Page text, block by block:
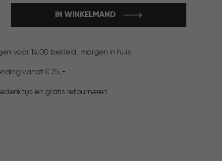
IN WINKELMAND
voor 14:00 besteld, morgen in huis
vanaf € 25,-
en gratis retourneren